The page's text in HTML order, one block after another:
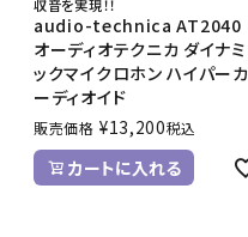
収音を実現！！
audio-technica AT2040
オーディオテクニカ ダイナミ
ックマイクロホン ハイパーカ
ーディオイド
販売価格 ¥13,200税込
カートに入れる